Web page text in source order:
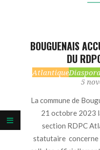
BOUGUENAIS
DU
2023-
05
Atlantique
5
La commune de
21 octobre 2023
section RDPC
statutaire concerne